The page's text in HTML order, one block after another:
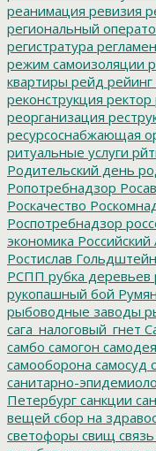
реанимация ревизия
региональный
регистратура
режим самоизоляции
квартиры рейд рейинг
реконструкция ректор
реорганизация
ресурсоснабжающая
ритуальные услуги
Родительский день
Ропотребнадзор
Роскачество
Роспотребнадзор
экономика Российский
Ростислав Гольдштейн
РСПП рубка деревьев
рукопашный бой
рыбоводные заводы
сага_налоговый_гнет
самбо самогон
самооборона самосуд
санитарно-
Петербург санкции
вещей сбор на
светофоры свищ связь